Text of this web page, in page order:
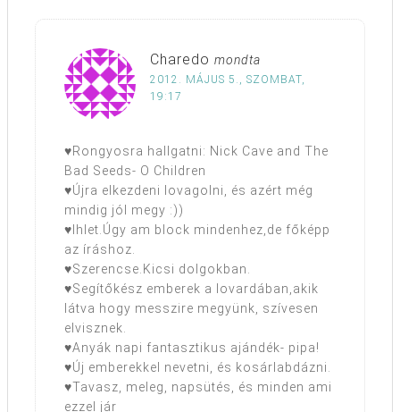
Charedo mondta
2012. MÁJUS 5., SZOMBAT,
19:17
♥Rongyosra hallgatni: Nick Cave and The
Bad Seeds- O Children
♥Újra elkezdeni lovagolni, és azért még
mindig jól megy :))
♥Ihlet.Úgy am block mindenhez,de főképp
az íráshoz.
♥Szerencse.Kicsi dolgokban.
♥Segítőkész emberek a lovardában,akik
látva hogy messzire megyünk, szívesen
elvisznek.
♥Anyák napi fantasztikus ajándék- pipa!
♥Új emberekkel nevetni, és kosárlabdázni.
♥Tavasz, meleg, napsütés, és minden ami
ezzel jár